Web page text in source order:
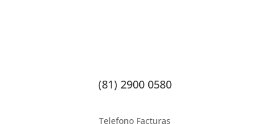
(81) 2900 0580
Telefono Facturas